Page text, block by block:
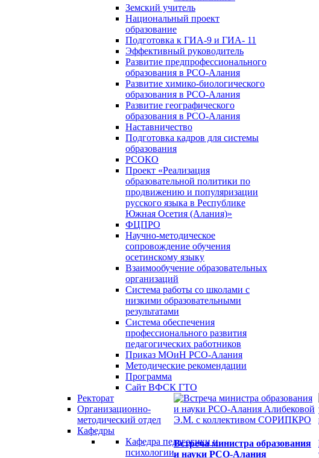
Земский учитель
Национальный проект
образование
Подготовка к ГИА-9 и ГИА- 11
Эффективный руководитель
Развитие предпрофессионального
образования в РСО-Алания
Развитие химико-биологического
образования в РСО-Алания
Развитие географического
образования в РСО-Алания
Наставничество
Подготовка кадров для системы
образования
РСОКО
Проект «Реализация
образовательной политики по
продвижению и популяризации
русского языка в Республике
Южная Осетия (Алания)»
ФЦПРО
Научно-методическое
сопровождение обучения
осетинскому языку
Взаимообучение образовательных
организаций
Система работы со школами с
низкими образовательными
результатами
Система обеспечения
профессионального развития
педагогических работников
Приказ МОиН РСО-Алания
Методические рекомендации
Программа
Сайт ВФСК ГТО
Ректорат
Организационно-
методический отдел
Кафедры
Кафедра педагогики и
психологии
Встреча министра образования
и науки РСО-Алания